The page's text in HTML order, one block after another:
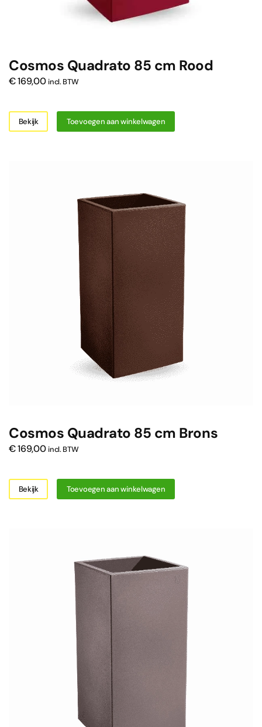
Cosmos Quadrato 85 cm Rood
€169,00 incl. BTW
Bekijk Toevoegen aan winkelwagen
Cosmos Quadrato 85 cm Brons
€169,00 incl. BTW
Bekijk Toevoegen aan winkelwagen